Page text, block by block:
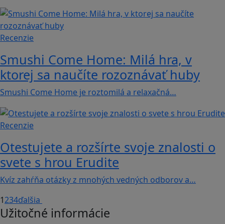
Recenzie
Smushi Come Home: Milá hra, v
ktorej sa naučíte rozoznávať huby
Smushi Come Home je roztomilá a relaxačná…
Recenzie
Otestujete a rozšírte svoje znalosti o
svete s hrou Erudite
Kvíz zahŕňa otázky z mnohých vedných odborov a…
1234ďalšia
Užitočné informácie